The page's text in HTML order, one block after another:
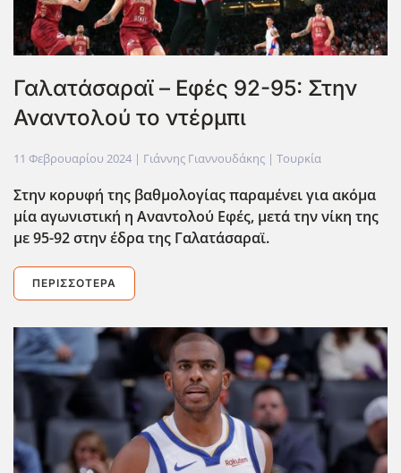
Γαλατάσαραϊ – Εφές 92-95: Στην
Αναντολού το ντέρμπι
11 Φεβρουαρίου 2024 | Γιάννης Γιαννουδάκης | Τουρκία
Στην κορυφή της βαθμολογίας παραμένει για ακόμα
μία αγωνιστική η Αναντολού Εφές, μετά την νίκη της
με 95-92 στην έδρα της Γαλατάσαραϊ.
ΠΕΡΙΣΣΌΤΕΡΑ